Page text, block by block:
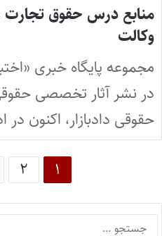
منابع درس حقوق تجارت
وکالت
مجموعه پایگاه خبری
در نشر آثار تخصصی
حقوقی دادبازار، اکنون در
۱ ۲